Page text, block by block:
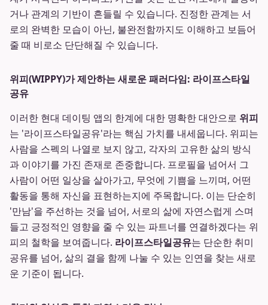
거나 관계의 기반이 흔들릴 수 있습니다. 진정한 관계는 서
로의 완벽한 모습이 아닌, 불완전함까지도 이해하고 보듬어
줄 때 비로소 단단해질 수 있습니다.
위피(WIPPY)가 제안하는 새로운 패러다임: 라이프스타일
공유
이러한 현대 데이팅 앱의 한계에 대한 명확한 대안으로 위피
는 '라이프스타일공유'라는 핵심 가치를 내세웁니다. 위피는
사람을 스펙의 나열로 보지 않고, 각자의 고유한 삶의 방식
과 이야기를 가진 존재로 존중합니다. 프로필을 넘어서 그
사람이 어떤 일상을 살아가고, 무엇에 기쁨을 느끼며, 어떤
활동을 통해 자신을 표현하는지에 주목합니다. 이는 단순히
'만남'을 주선하는 것을 넘어, 서로의 삶에 자연스럽게 스며
들고 긍정적인 영향을 줄 수 있는 파트너를 연결하겠다는 위
피의 철학을 보여줍니다. 라이프스타일공유는 단순한 취미
공유를 넘어, 삶의 결을 함께 나눌 수 있는 인연을 찾는 새로
운 기준이 됩니다.